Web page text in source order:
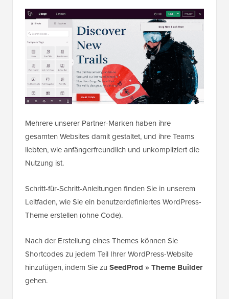
Mehrere unserer Partner-Marken haben ihre
gesamten Websites damit gestaltet, und ihre Teams
liebten, wie anfängerfreundlich und unkompliziert die
Nutzung ist.
Schritt-für-Schritt-Anleitungen finden Sie in unserem
Leitfaden, wie Sie ein benutzerdefiniertes WordPress-
Theme erstellen (ohne Code).
Nach der Erstellung eines Themes können Sie
Shortcodes zu jedem Teil Ihrer WordPress-Website
hinzufügen, indem Sie zu SeedProd » Theme Builder
gehen.